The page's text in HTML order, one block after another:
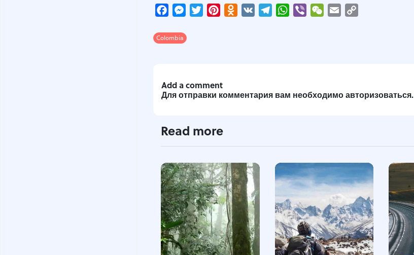
FacebookMessenger
TwitterPinterestOdnoklassniki
VK TelegramWhatsApp
Viber WeChat
Email
Colombia
Add a comment
Для отправки комментария вам необходимоавторизоваться.
Read more